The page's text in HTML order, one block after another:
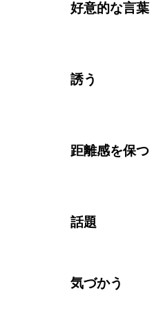
好意的な言葉
誘う
距離感を保つ
話題
気づかう